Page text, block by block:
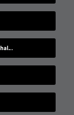
Das Schmerzhafteste, das ein Mensch aushalten kann